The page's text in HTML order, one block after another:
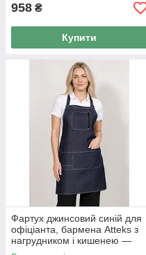
958 ₴
Купити
Фартух джинсовий синій для
офіціанта, бармена Atteks з
нагрудником і кишенею —
00240